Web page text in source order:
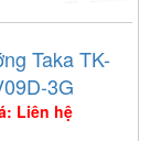
Taka TK-
3G
Liên hệ